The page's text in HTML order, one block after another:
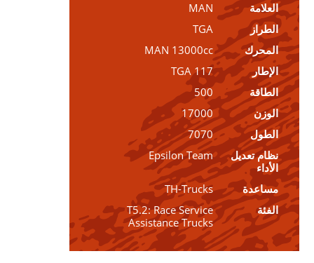
العلامة
MAN
الطراز
TGA
المحرك
MAN 13000cc
الإطار
TGA 117
الطاقة
500
الوزن
17000
الطول
7070
نظام تعديل
الأداء
Epsilon Team
مساعدة
TH-Trucks
الفئة
T5.2: Race Service
Assistance Trucks